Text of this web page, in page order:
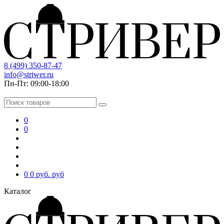
8 (499) 350-87-47
info@striwer.ru
Пн-Пт: 09:00-18:00
0
0
0 0 руб. руб
Каталог